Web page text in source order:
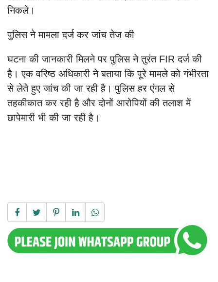
निकले।
पुलिस ने मामला दर्ज कर जांच तेज की
घटना की जानकारी मिलने पर पुलिस ने तुरंत FIR दर्ज की
है। एक वरिष्ठ अधिकारी ने बताया कि पूरे मामले को गंभीरता
से लेते हुए जांच की जा रही है। पुलिस हर एंगल से
तहकीकात कर रही है और दोनों आरोपियों की तलाश में
छापेमारी भी की जा रही है।